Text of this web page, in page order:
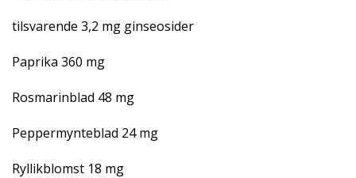
tilsvarende 3,2 mg ginseosider
Paprika 360 mg
Rosmarinblad 48 mg
Peppermynteblad 24 mg
Ryllikblomst 18 mg